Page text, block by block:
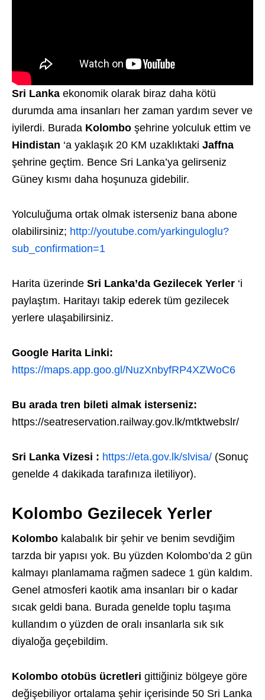
Sri Lanka ekonomik olarak biraz daha kötü
durumda ama insanları her zaman yardım sever ve
iyilerdi. Burada Kolombo şehrine yolculuk ettim ve
Hindistan ‘a yaklaşık 20 KM uzaklıktaki Jaffna
şehrine geçtim. Bence Sri Lanka’ya gelirseniz
Güney kısmı daha hoşunuza gidebilir.
Yolculuğuma ortak olmak isterseniz bana abone
olabilirsiniz; http://youtube.com/yarkinguloglu?
sub_confirmation=1
Harita üzerinde Sri Lanka’da Gezilecek Yerler ‘i
paylaştım. Haritayı takip ederek tüm gezilecek
yerlere ulaşabilirsiniz.
Google Harita Linki:
https://maps.app.goo.gl/NuzXnbyfRP4XZWoC6
Bu arada tren bileti almak isterseniz:
https://seatreservation.railway.gov.lk/mtktwebslr/
Sri Lanka Vizesi : https://eta.gov.lk/slvisa/ (Sonuç
genelde 4 dakikada tarafınıza iletiliyor).
Kolombo Gezilecek Yerler
Kolombo kalabalık bir şehir ve benim sevdiğim
tarzda bir yapısı yok. Bu yüzden Kolombo’da 2 gün
kalmayı planlamama rağmen sadece 1 gün kaldım.
Genel atmosferi kaotik ama insanları bir o kadar
sıcak geldi bana. Burada genelde toplu taşıma
kullandım o yüzden de oralı insanlarla sık sık
diyaloğa geçebildim.
Kolombo otobüs ücretleri gittiğiniz bölgeye göre
değişebiliyor ortalama şehir içerisinde 50 Sri Lanka